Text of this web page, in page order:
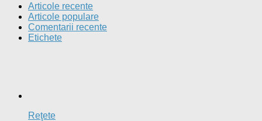
Articole recente
Articole populare
Comentarii recente
Etichete
Reţete